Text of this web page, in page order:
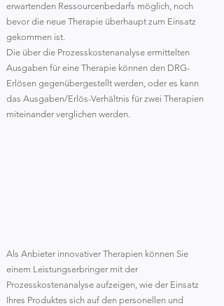
erwartenden Ressourcenbedarfs möglich, noch
bevor die neue Therapie überhaupt zum Einsatz
gekommen ist.
Die über die Prozesskostenanalyse ermittelten
Ausgaben für eine Therapie können den DRG-
Erlösen gegenübergestellt werden, oder es kann
das Ausgaben/Erlös-Verhältnis für zwei Therapien
miteinander verglichen werden.
Als Anbieter innovativer Therapien können Sie
einem Leistungserbringer mit der
Prozesskostenanalyse aufzeigen, wie der Einsatz
Ihres Produktes sich auf den personellen und